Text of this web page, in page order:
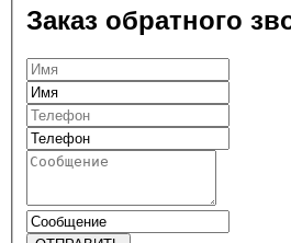
Заказ обратного